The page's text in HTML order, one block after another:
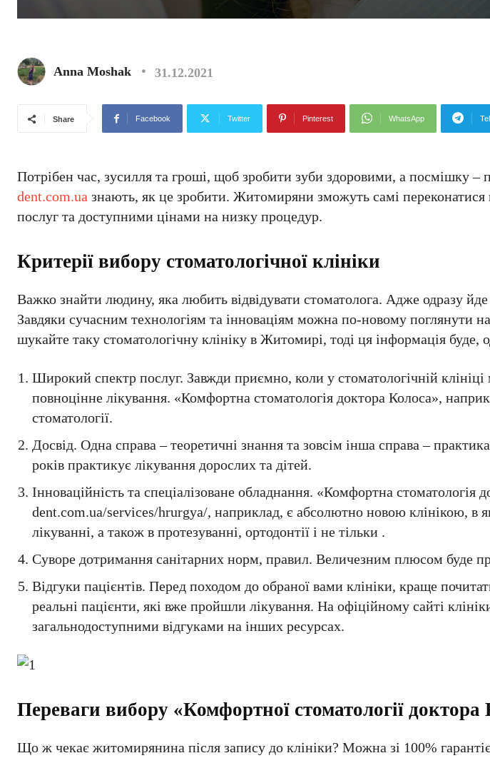
Anna Moshak 31.12.2021
Share Facebook Twitter Pinterest WhatsApp
Потрібен час, зусилля та гроші, щоб зробити зуби здоровими, а посмішку
dent.com.ua знають, як це зробити. Житомиряни зможуть самі
послуг та доступними цінами на низку процедур.
Критерії вибору стоматологічної клініки
Важко знайти людину, яка любить відвідувати стоматолога. Адже одразу йде
Завдяки сучасним технологіям та інноваціям можна по-новому поглянути
шукайте таку стоматологічну клініку в Житомирі, тоді ця інформація буде,
Широкий спектр послуг. Завжди приємно, коли у стоматологічній клініці
повноцінне лікування. «Комфортна стоматологія доктора Колоса»,
стоматології.
Досвід. Одна справа – теоретичні знання та зовсім інша справа –
років практикує лікування дорослих та дітей.
Інноваційність та спеціалізоване обладнання. «Комфортна стоматологія
dent.com.ua/services/hrurgya/, наприклад, є абсолютно новою клінікою, в
лікуванні, а також в протезуванні, ортодонтії і не тільки .
Суворе дотримання санітарних норм, правил. Величезним плюсом буде
Відгуки пацієнтів. Перед походом до обраної вами клініки, краще
реальні пацієнти, які вже пройшли лікування. На офіційному сайті
загальнодоступними відгуками на інших ресурсах.
Переваги вибору «Комфортної стоматології доктора
Що ж чекає житомирянина після запису до клініки? Можна зі 100%